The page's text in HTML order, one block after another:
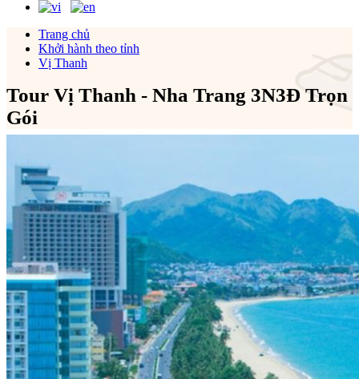
Trang chủ
Khởi hành theo tỉnh
Vị Thanh
Tour Vị Thanh - Nha Trang 3N3Đ Trọn
Gói